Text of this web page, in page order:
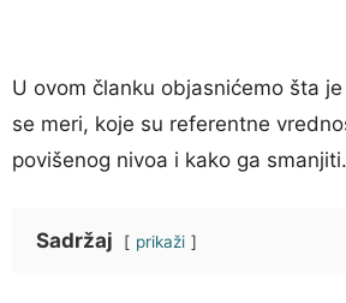
U ovom članku objasnićemo šta
se meri, koje su referentne
povišenog nivoa i kako ga smanjiti.
Sadržaj prikaži